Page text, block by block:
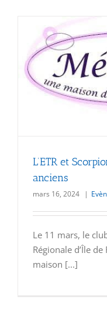
L’ETR et
anciens
mars 16, 2024 |
Le 11 mars, le
Régionale d’Île
maison [...]